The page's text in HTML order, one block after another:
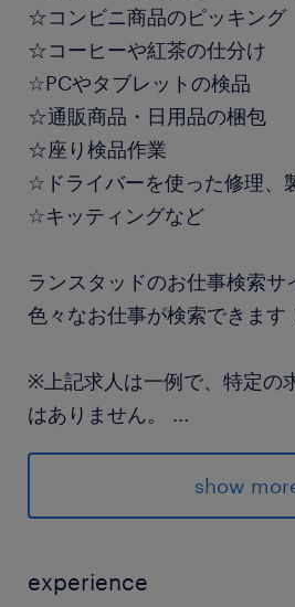
☆コンビニ商品のピッキング
☆コーヒーや紅茶の仕分け
☆PCやタブレットの検品
☆通販商品・日用品の梱包
☆座り検品作業
☆ドライバーを使った修理、
☆キッティングなど
ランスタッドのお仕事検索サ
色々なお仕事が検索できます
※上記求人は一例で、特定の
はありません。 ...
※応募時の状況によりご紹介
派遣先の特徴
show
experience